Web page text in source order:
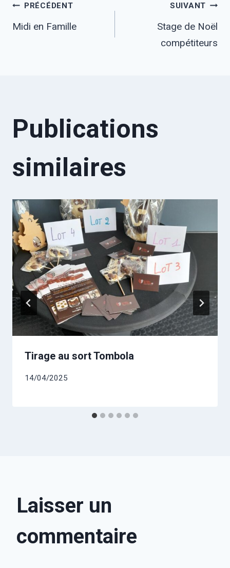
Navigation
PRÉCÉDENT
Midi en Famille
SUIVANT
Stage de Noël
compétiteurs
Publications
similaires
Tirage au sort Tombola
14/04/2025
Laisser un
commentaire